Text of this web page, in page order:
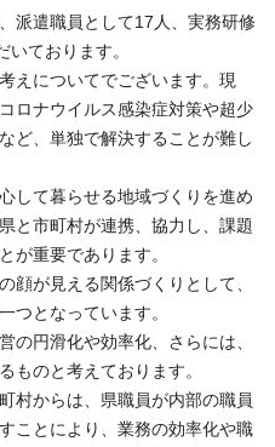
派遣職員として17人、実務研修
ております。
えについてでございます。現
ロナウイルス感染症対策や超少
ど、単独で解決することが難し
して暮らせる地域づくりを進め
と市町村が連携、協力し、課題
が重要であります。
顔が見える関係づくりとして、
つとなっています。
の円滑化や効率化、さらには、
ものと考えております。
村からは、県職員が内部の職員
ことにより、業務の効率化や職